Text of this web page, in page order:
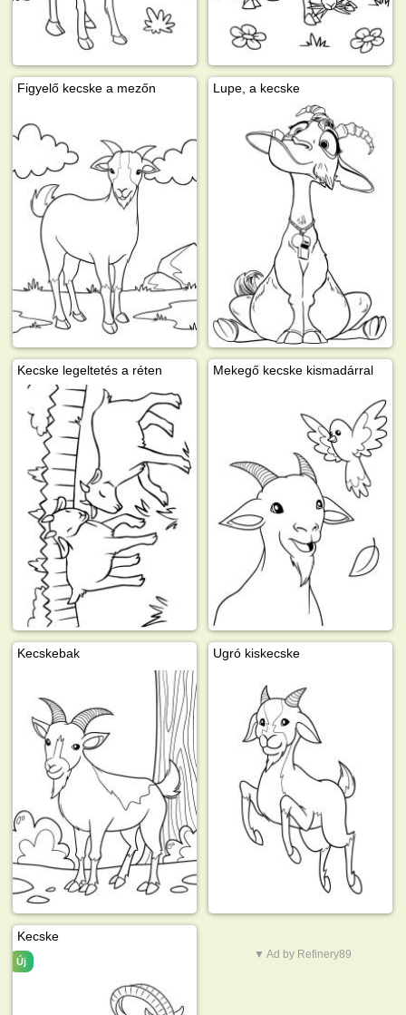
Figyelő kecske a mezőn Lupe, a kecske
Kecske legeltetés a réten Mekegő kecske kismadárral
Kecskebak Ugró kiskecske
Kecske
Új
▼ Ad by Refinery89